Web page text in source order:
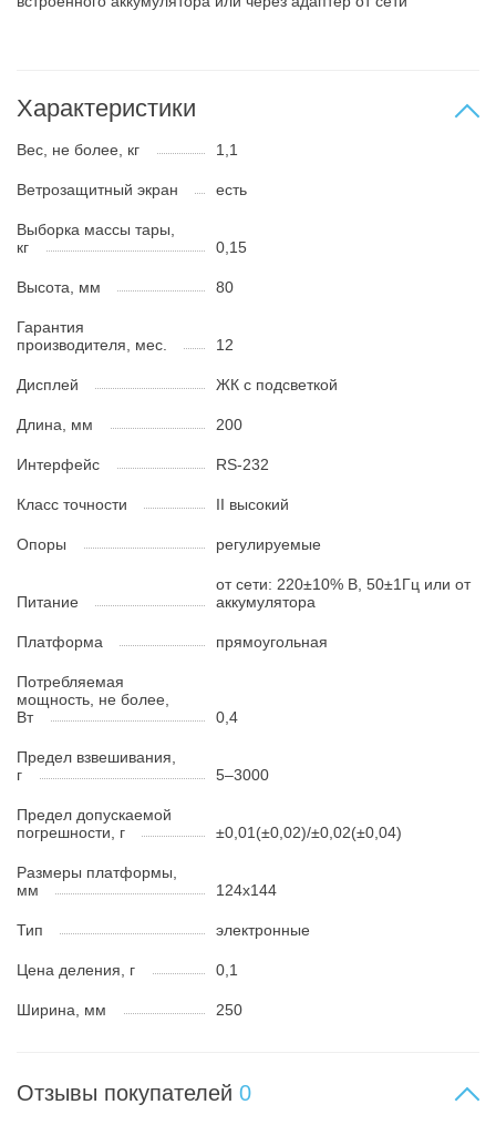
Характеристики
Вес, не более, кг 1,1
Ветрозащитный экран есть
Выборка массы тары,
кг
0,15
Высота, мм 80
Гарантия
производителя, мес.
12
Дисплей ЖК с подсветкой
Длина, мм 200
Интерфейс RS-232
Класс точности II высокий
Опоры регулируемые
Питание
от сети: 220±10% В, 50±1Гц или от
аккумулятора
Платформа прямоугольная
Потребляемая
мощность, не более,
Вт
0,4
Предел взвешивания,
г
5–3000
Предел допускаемой
погрешности, г
±0,01(±0,02)/±0,02(±0,04)
Размеры платформы,
мм
124x144
Тип электронные
Цена деления, г 0,1
Ширина, мм 250
Отзывы покупателей 0